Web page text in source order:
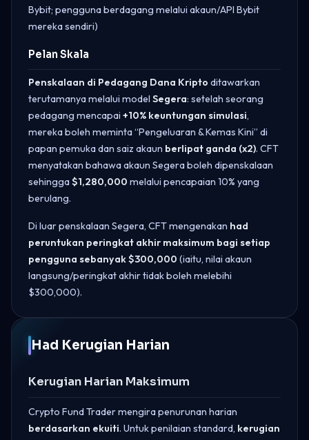
Bybit; pengguna berdagang melalui akaun/API Bybit
mereka sendiri)
Pelan Skala
Penskalaan di Pedagang Dana Kripto ditawarkan
terutamanya melalui model Segera: setelah seorang
pedagang mencapai +10% keuntungan simulasi,
mereka boleh meminta “Pengeluaran & Kemas Kini” di
papan pemuka dan saiz akaun berlipat ganda (x2). CFT
menyatakan bahawa akaun Segera boleh dipenskalaan
sehingga$1,280,000 melalui pencapaian 10% yang
berulang.
Di luar penskalaan Segera, CFT mengenakan had
peruntukan peringkat akhir maksimum bagi setiap
pengguna sebanyak $300,000 (iaitu, nilai akaun
langsung/peringkat akhir tidak boleh melebihi
$300,000).
Had Kerugian Harian
Kerugian Harian Maksimum
Crypto Fund Trader mengira penurunan harian
berdasarkan ekuiti. Untuk penilaian standard, kerugian